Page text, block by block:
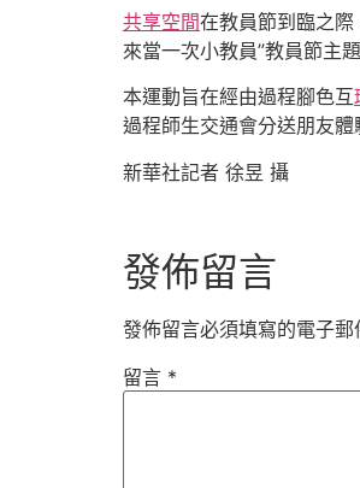
共享空間在教員節到臨之
來當一次小教員”教員節主
本運動旨在經由過程腳色互
過程師生交通會分送朋友
新華社記者 徐昱 攝
發佈留言
發佈留言必須填寫的電子郵
留言 *